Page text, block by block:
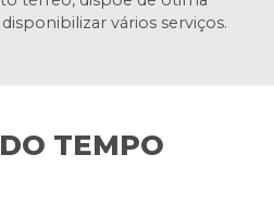
vários serviços.
TEMPO